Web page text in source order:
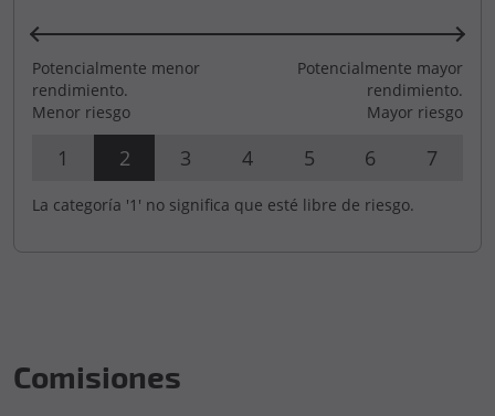
Potencialmente menor
rendimiento.
Menor riesgo
Potencialmente mayor
rendimiento.
Mayor riesgo
1 2 3 4 5 6 7
La categoría '1' no significa que esté libre de riesgo.
Comisiones